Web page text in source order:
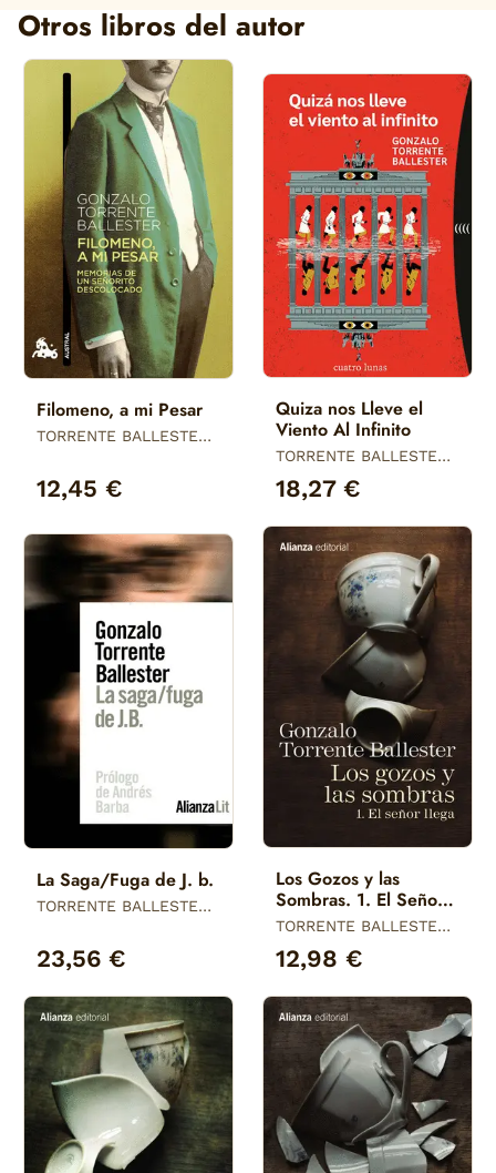
Otros libros del autor
Filomeno, a mi Pesar
TORRENTE BALLESTER,
12,45 €
Quiza nos Lleve el
Viento Al Infinito
TORRENTE BALLESTER,
18,27 €
La Saga/Fuga de J. b.
TORRENTE BALLESTER,
23,56 €
Los Gozos y las
Sombras. 1. El Señor
Llega
TORRENTE BALLESTER,
GONZALO
12,98 €